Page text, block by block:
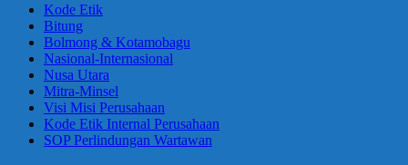
Kode Etik
Bitung
Bolmong & Kotamobagu
Nasional-Internasional
Nusa Utara
Mitra-Minsel
Visi Misi Perusahaan
Kode Etik Internal Perusahaan
SOP Perlindungan Wartawan